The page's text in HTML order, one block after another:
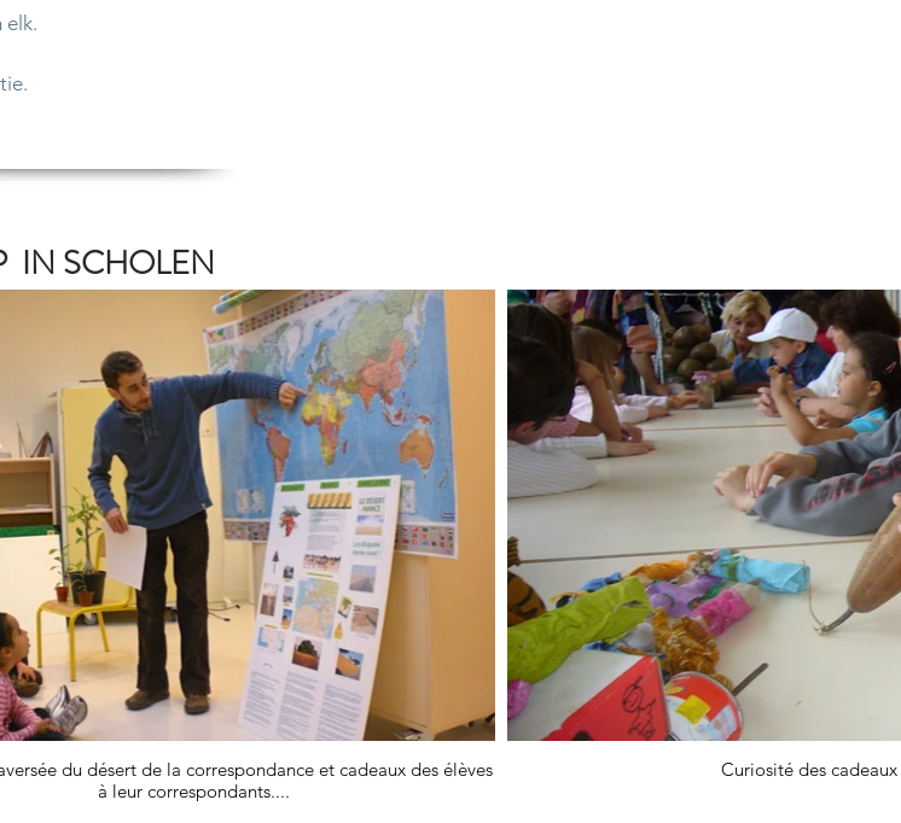
elk.
IN SCHOLEN
du désert de la correspondance et cadeaux des élèves
à leur correspondants....
Curiosité des